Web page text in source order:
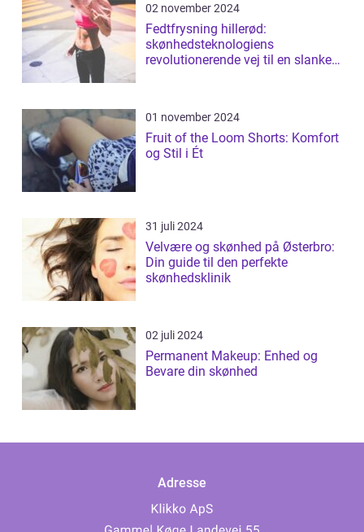
02 november 2024
Fedtfrysning hillerød:
skønhedsteknologiens
revolutionerende vej til en slankere
01 november 2024
Fruit of the Loom Shorts: Komfort
og Stil i Ét
31 juli 2024
Velvære og skønhed på Østerbro:
Din guide til den perfekte
skønhedsklinik
02 juli 2024
Permanent Makeup: Enhed og
Bevare din skønhed
Adresse